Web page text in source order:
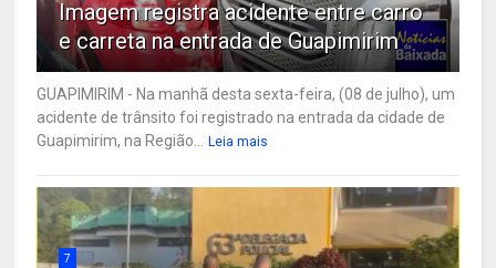
Imagem registra acidente entre carro
e carreta na entrada de Guapimirim
GUAPIMIRIM - Na manhã desta sexta-feira, (08 de julho), um
acidente de trânsito foi registrado na entrada da cidade de
Guapimirim, na Região... Leia mais
7